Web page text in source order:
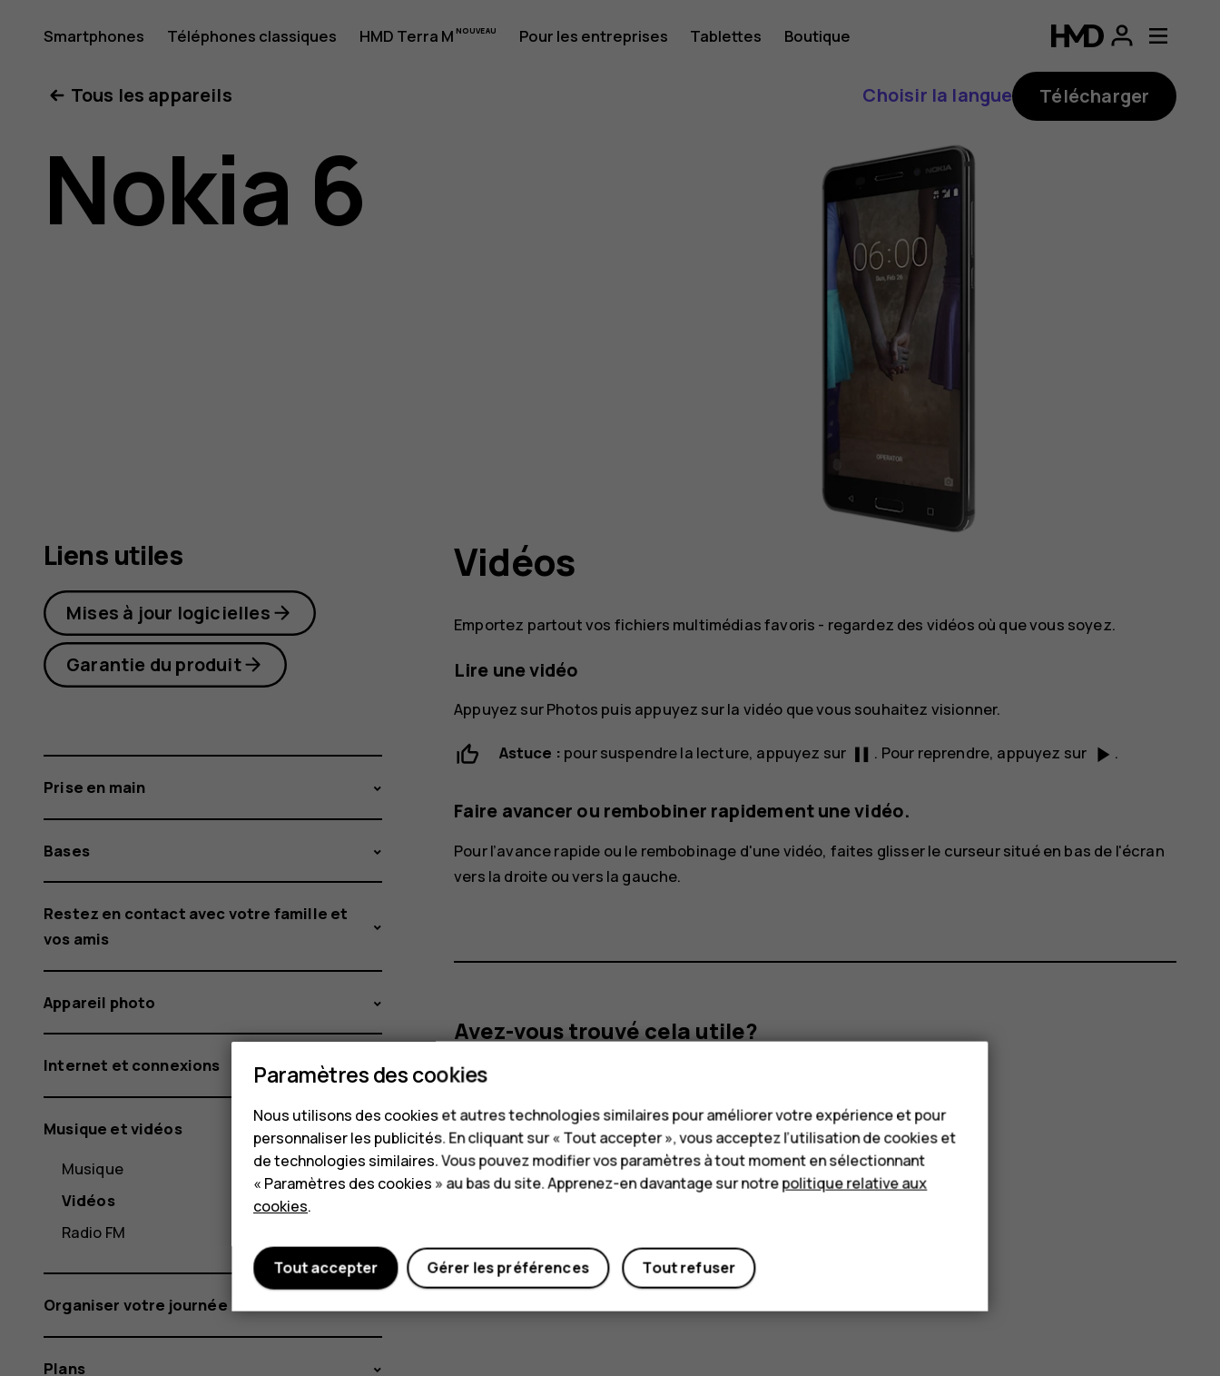
Guide
de
l'utilisateur
Smartphones Téléphones classiques HMD Terra M Pour les entreprises Tablettes Boutique
Tous les appareils
Choisir la langue Télécharger
Nokia 6
Vidéos
Emportez partout vos fichiers multimédias favoris - regardez des vidéos où que vous soyez.
Lire une vidéo
Appuyez surPhotos puis appuyez sur la vidéo que vous souhaitez visionner.
Astuce : pour suspendre la lecture, appuyez sur pause . Pour reprendre, appuyez sur play_arrow .
Faire avancer ou rembobiner rapidement une vidéo.
Pour l’avance rapide ou le rembobinage d'une vidéo, faites glisser le curseur situé en bas de l'écran
vers la droite ou vers la gauche.
Avez-vous trouvé cela utile?
Oui
Liens utiles
Mises à jour logicielles
Garantie du produit
Prise en main
Bases
Restez en contact avec votre famille et
vos amis
Appareil photo
Internet et connexions
Musique et vidéos
Musique
Vidéos
Radio FM
Organiser votre journée
Plans
Paramètres des cookies
Nous utilisons des cookies et autres technologies similaires pour améliorer votre expérience et pour
personnaliser les publicités. En cliquant sur « Tout accepter », vous acceptez l’utilisation de cookies et
de technologies similaires. Vous pouvez modifier vos paramètres à tout moment en sélectionnant
« Paramètres des cookies » au bas du site. Apprenez-en davantage sur notrepolitique relative aux
cookies.
Tout refuser
Gérer les préférences
Tout accepter